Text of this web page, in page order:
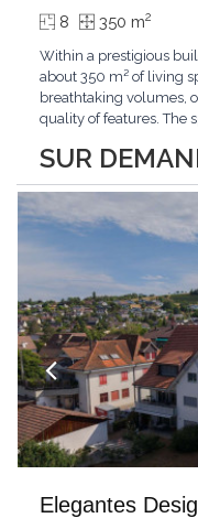
SUR
8 350 m2
Within a prestigious
about 350 m² of living
breathtaking volumes,
quality of features. The
outdoor spaces bathed
direct access to the
Elegantes